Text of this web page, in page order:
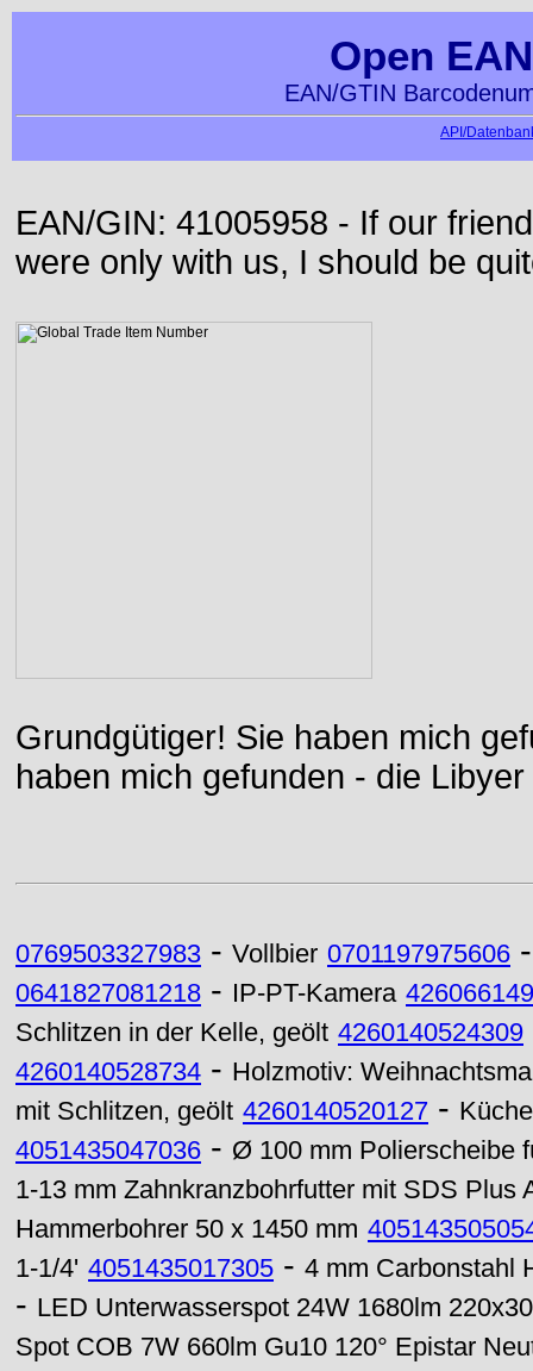
Open
EAN/GTIN
API/
EAN/GIN: 41005958 - If our
were only with us, I should be
Grundgütiger! Sie haben mich
haben mich gefunden - die
0769503327983 - Vollbier 0701197975606
0641827081218 - IP-PT-Kamera
Schlitzen in der Kelle, geölt 4260140524309
4260140528734 - Holzmotiv:
mit Schlitzen, geölt 4260140520127 -
4051435047036 - Ø 100 mm Polierscheibe
1-13 mm Zahnkranzbohrfutter mit SDS Plus
Hammerbohrer 50 x 1450 mm
1-1/4' 4051435017305 - 4 mm Carbonstahl
- LED Unterwasserspot 24W 1680lm
Spot COB 7W 660lm Gu10 120° Epistar